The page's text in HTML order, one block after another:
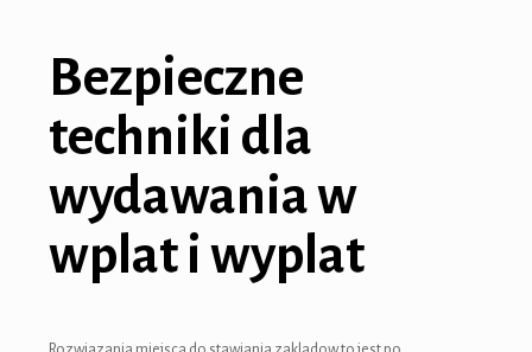
Bezpieczne
techniki dla
wydawania w
wplat i wyplat